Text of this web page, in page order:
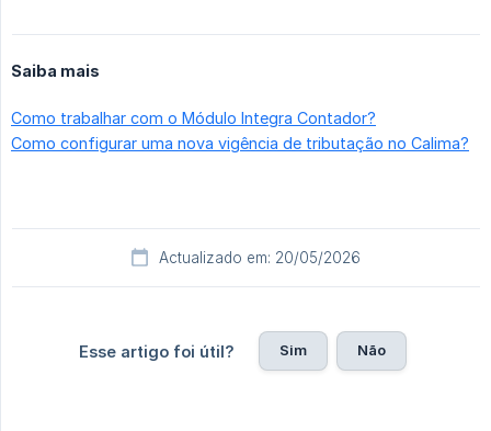
Saiba mais
Como trabalhar com o Módulo Integra Contador?
Como configurar uma nova vigência de tributação no Calima?
Actualizado em: 20/05/2026
Esse artigo foi útil? Sim Não